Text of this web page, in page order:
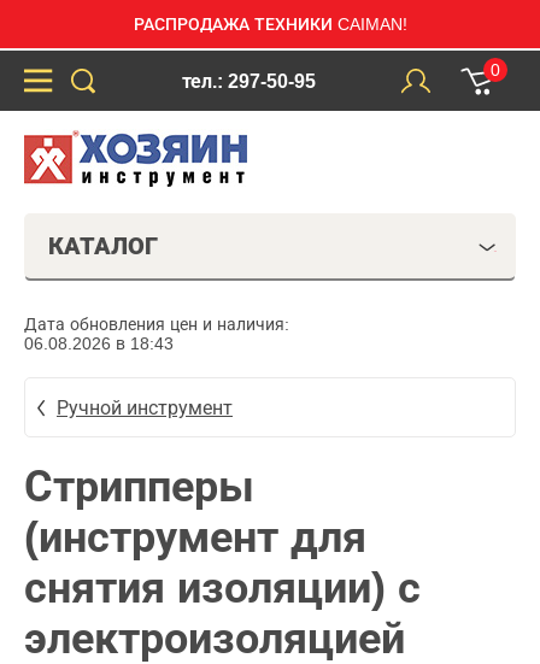
РАСПРОДАЖА ТЕХНИКИ CAIMAN!
тел.: 297-50-95
0
КАТАЛОГ
Дата обновления цен и наличия:
06.08.2026 в 18:43
Ручной инструмент
Стрипперы
(инструмент для
снятия изоляции) с
электроизоляцией